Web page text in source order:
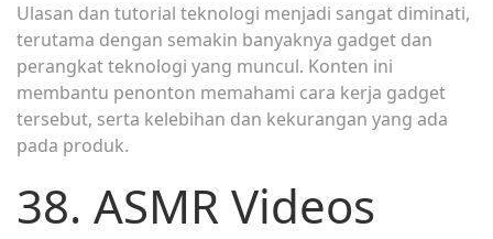
Ulasan dan tutorial teknologi menjadi sangat diminati,
terutama dengan semakin banyaknya gadget dan
perangkat teknologi yang muncul. Konten ini
membantu penonton memahami cara kerja gadget
tersebut, serta kelebihan dan kekurangan yang ada
pada produk.
38. ASMR Videos